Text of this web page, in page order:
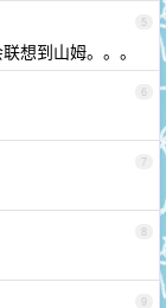
5
想到山姆。。。
6
7
8
9